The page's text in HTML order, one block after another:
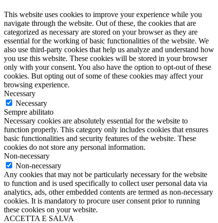
This website uses cookies to improve your experience while you
navigate through the website. Out of these, the cookies that are
categorized as necessary are stored on your browser as they are
essential for the working of basic functionalities of the website. We
also use third-party cookies that help us analyze and understand how
you use this website. These cookies will be stored in your browser
only with your consent. You also have the option to opt-out of these
cookies. But opting out of some of these cookies may affect your
browsing experience.
Necessary
Necessary
Sempre abilitato
Necessary cookies are absolutely essential for the website to
function properly. This category only includes cookies that ensures
basic functionalities and security features of the website. These
cookies do not store any personal information.
Non-necessary
Non-necessary
Any cookies that may not be particularly necessary for the website
to function and is used specifically to collect user personal data via
analytics, ads, other embedded contents are termed as non-necessary
cookies. It is mandatory to procure user consent prior to running
these cookies on your website.
ACCETTA E SALVA